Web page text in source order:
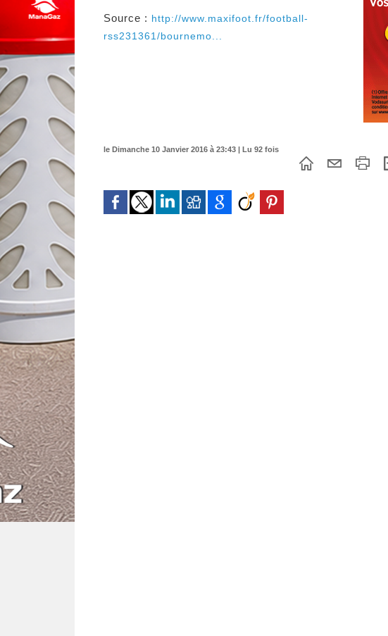
Source : http://www.maxifoot.fr/football-
rss231361/bournemo...
le Dimanche 10 Janvier 2016 à 23:43 | Lu 92 fois